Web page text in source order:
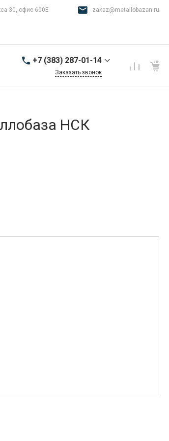
30, офис 600Е zakaz@metallobazan.ru
+7 (383) 287-01-14
9:00-18:00 пн-пт
Заказать звонок
НСК